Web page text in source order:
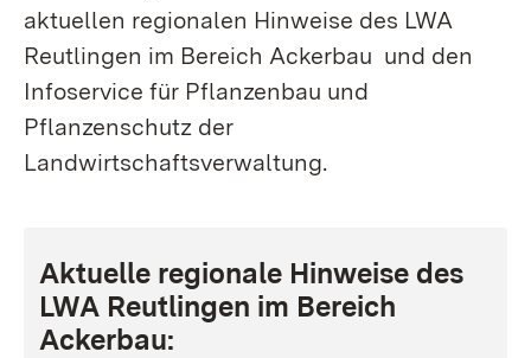
aktuellen regionalen Hinweise des LWA
Reutlingen im Bereich Ackerbau und den
Infoservice für Pflanzenbau und
Pflanzenschutz der
Landwirtschaftsverwaltung.
Aktuelle regionale Hinweise des
LWA Reutlingen im Bereich
Ackerbau: